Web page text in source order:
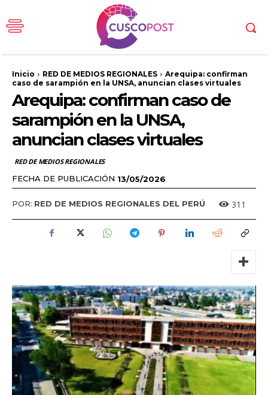
Inicio RED DE MEDIOS REGIONALES
Arequipa: confirman
caso de sarampión en la UNSA, anuncian clases virtuales
Arequipa: confirman caso de
sarampión en la UNSA,
anuncian clases virtuales
RED DE MEDIOS REGIONALES
FECHA DE PUBLICACIÓN 13/05/2026
POR: RED DE MEDIOS REGIONALES DEL PERÚ 311